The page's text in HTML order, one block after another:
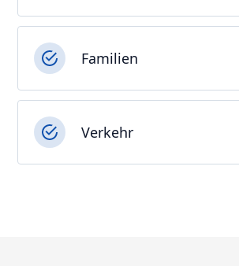
Familien
Verkehr